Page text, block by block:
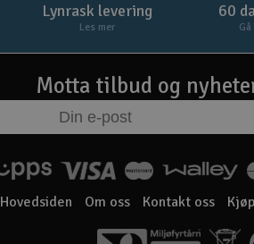
Lynrask levering
Les mer
60
Motta tilbud og
Hovedsiden Om oss Kontakt oss